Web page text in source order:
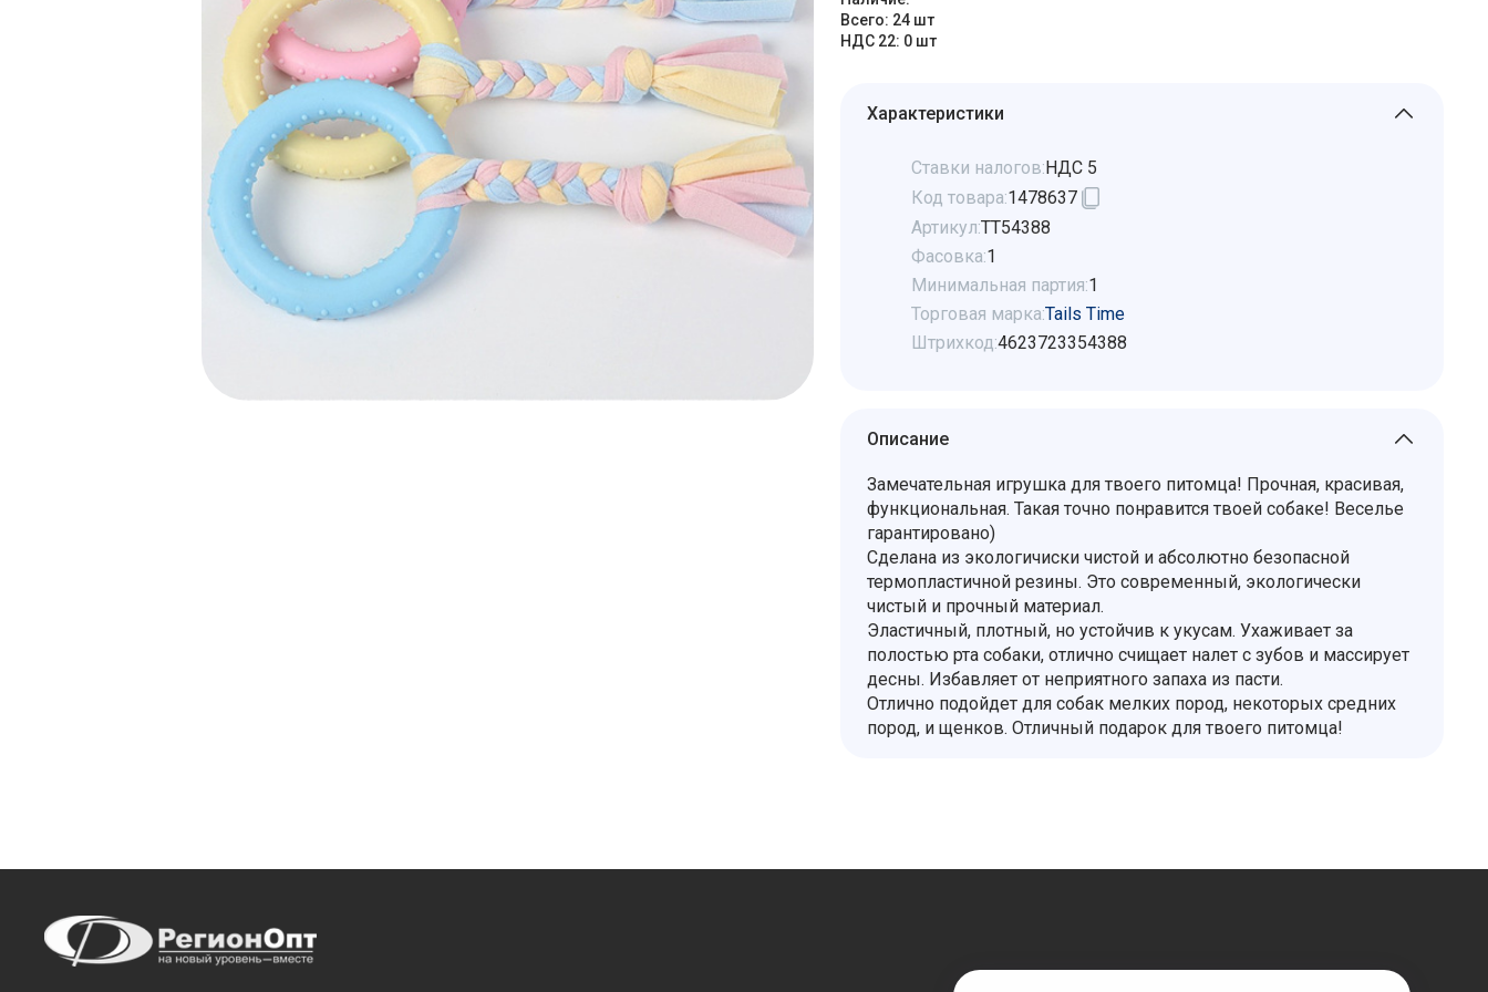
Всего: 24 шт
НДС 22: 0 шт
Характеристики
Ставки налогов:НДС 5
Код товара:1478637
Артикул:ТТ54388
Фасовка:1
Минимальная партия:1
Торговая марка:Tails Time
Штрихкод:4623723354388
Описание
Замечательная игрушка для твоего питомца! Прочная, красивая,
функциональная. Такая точно понравится твоей собаке! Веселье
гарантировано)
Сделана из экологичиски чистой и абсолютно безопасной
термопластичной резины. Это современный, экологически
чистый и прочный материал.
Эластичный, плотный, но устойчив к укусам. Ухаживает за
полостью рта собаки, отлично счищает налет с зубов и массирует
десны. Избавляет от неприятного запаха из пасти.
Отлично подойдет для собак мелких пород, некоторых средних
пород, и щенков. Отличный подарок для твоего питомца!